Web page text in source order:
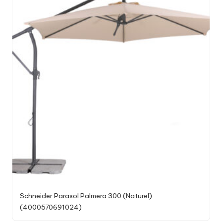
Schneider Parasol Palmera 300 (Naturel)
(4000570691024)